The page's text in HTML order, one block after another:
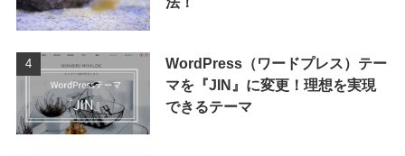
WordPress（ワードプレス）テー
マを『JIN』に変更！理想を実現
できるテーマ